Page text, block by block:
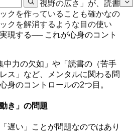
き」と「視野の広さ」が、読書
クを作っていることも確かなの
クを解消するような目の使い
現する── これが心身のコント
中力の欠如」や「読書の（苦手
ス」など、メンタルに関わる問
身のコントロールの2つ目。
き」の問題
遅い」ことが問題なのではあり